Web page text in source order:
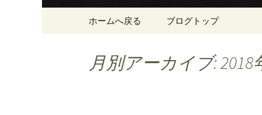
コンテンツへ移動
ホームへ戻る ブログトップ
月別アーカイブ: 2018